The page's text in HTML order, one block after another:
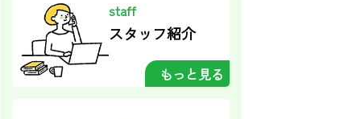
staff
スタッフ紹介
もっと見る